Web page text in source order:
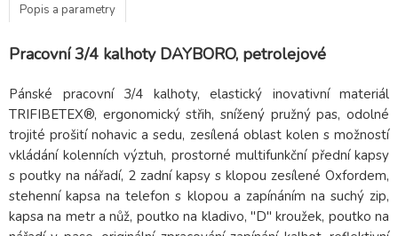
Popis a parametry
Pracovní 3/4 kalhoty DAYBORO, petrolejové
Pánské pracovní 3/4 kalhoty, elastický inovativní materiál
TRIFIBETEX®, ergonomický střih, snížený pružný pas, odolné
trojité prošití nohavic a sedu, zesílená oblast kolen s možností
vkládání kolenních výztuh, prostorné multifunkční přední kapsy
s poutky na nářadí, 2 zadní kapsy s klopou zesílené Oxfordem,
stehenní kapsa na telefon s klopou a zapínáním na suchý zip,
kapsa na metr a nůž, poutko na kladivo, "D" kroužek, poutko na